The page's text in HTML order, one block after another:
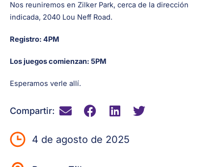
Nos reuniremos en Zilker Park, cerca de la dirección
indicada, 2040 Lou Neff Road.
Registro: 4PM
Los juegos comienzan: 5PM
Esperamos verle allí.
Compartir:
4 de agosto de 2025